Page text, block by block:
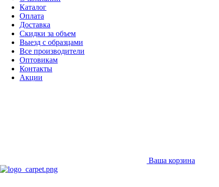
Каталог
Оплата
Доставка
Скидки за объем
Выезд с образцами
Все производители
Оптовикам
Контакты
Акции
Ваша корзина